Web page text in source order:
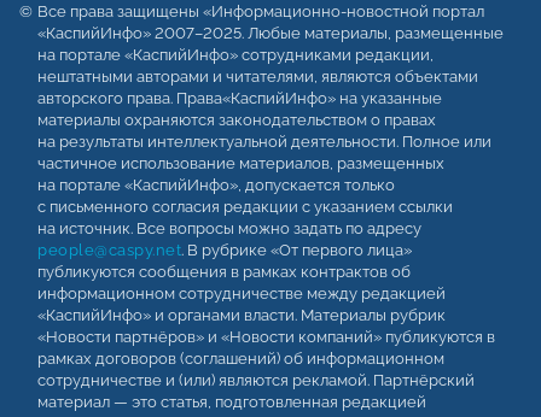
Все права защищены «Информационно-новостной портал
«КаспийИнфо» 2007–2025. Любые материалы, размещенные
на портале «КаспийИнфо» сотрудниками редакции,
нештатными авторами и читателями, являются объектами
авторского права. Права«КаспийИнфо» на указанные
материалы охраняются законодательством о правах
на результаты интеллектуальной деятельности. Полное или
частичное использование материалов, размещенных
на портале «КаспийИнфо», допускается только
с письменного согласия редакции с указанием ссылки
на источник. Все вопросы можно задать по адресу
people@caspy.net. В рубрике «От первого лица»
публикуются сообщения в рамках контрактов об
информационном сотрудничестве между редакцией
«КаспийИнфо» и органами власти. Материалы рубрик
«Новости партнёров» и «Новости компаний» публикуются в
рамках договоров (соглашений) об информационном
сотрудничестве и (или) являются рекламой. Партнёрский
материал — это статья, подготовленная редакцией